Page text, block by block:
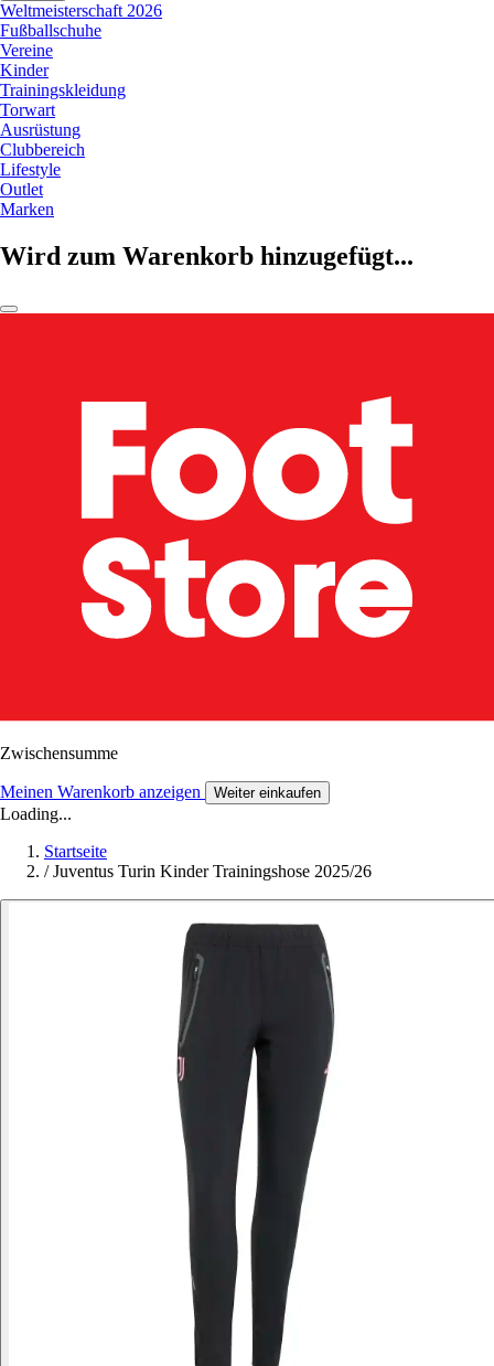
Weltmeisterschaft 2026
Fußballschuhe
Vereine
Kinder
Trainingskleidung
Torwart
Ausrüstung
Clubbereich
Lifestyle
Outlet
Marken
Wird zum Warenkorb hinzugefügt...
Zwischensumme
Meinen Warenkorb anzeigen Weiter einkaufen
Loading...
Startseite
/ Juventus Turin Kinder Trainingshose 2025/26